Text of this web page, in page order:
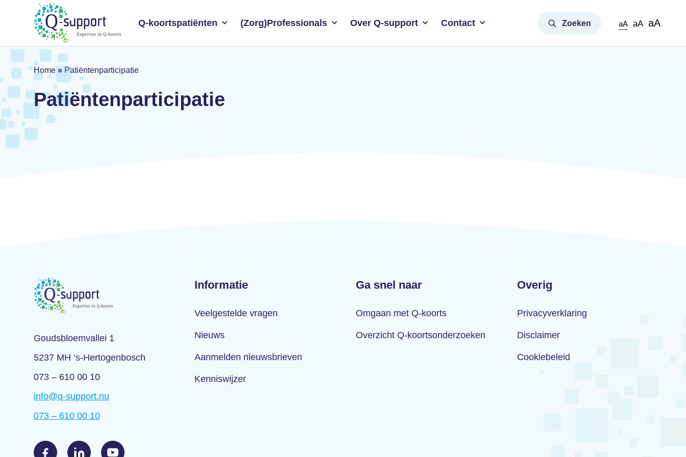
content
Q-koortspatiënten (Zorg)Professionals Over Q-support Contact Zoeken aA aA aA
Home» Patiëntenparticipatie
Patiëntenparticipatie
Goudsbloemvallei 1
5237 MH ‘s-Hertogenbosch
073 – 610 00 10
info@q-support.nu
073 – 610 00 10
Informatie
Veelgestelde vragen
Nieuws
Aanmelden nieuwsbrieven
Kenniswijzer
Ga snel naar
Omgaan met Q-koorts
Overzicht Q-koortsonderzoeken
Overig
Privacyverklaring
Disclaimer
Cookiebeleid